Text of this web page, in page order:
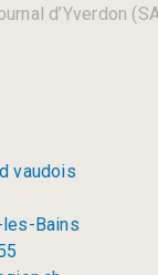
d’Yverdon
vaudois
Bains